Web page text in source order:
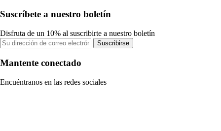
Suscríbete a nuestro boletín
Disfruta de un 10% al suscribirte a nuestro boletín
Suscribirse
Mantente conectado
Encuéntranos en las redes sociales